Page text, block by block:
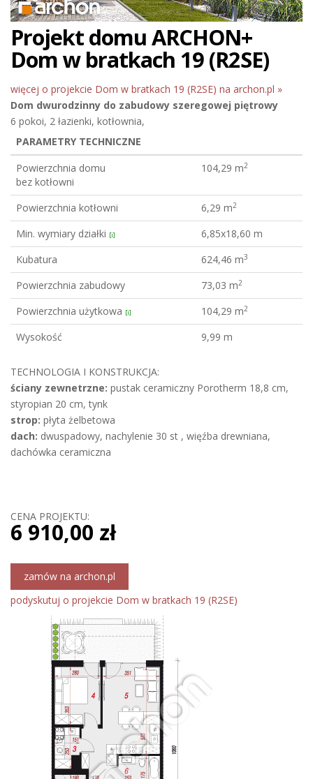
Projekt domu ARCHON+
Dom w bratkach 19 (R2SE)
więcej o projekcie Dom w bratkach 19 (R2SE) na archon.pl »
Dom dwurodzinny do zabudowy szeregowej piętrowy
6 pokoi, 2 łazienki, kotłownia,
PARAMETRY TECHNICZNE
Powierzchnia domu
bez kotłowni
104,29 m2
Powierzchnia kotłowni 6,29 m2
Min. wymiary działki [i]
6,85x18,60 m
Kubatura
624,46 m3
Powierzchnia zabudowy 73,03 m2
Powierzchnia użytkowa [i] 104,29 m2
Wysokość 9,99 m
TECHNOLOGIA I KONSTRUKCJA:
ściany zewnetrzne: pustak ceramiczny Porotherm 18,8 cm,
styropian 20 cm, tynk
strop: płyta żelbetowa
dach: dwuspadowy, nachylenie 30 st , więźba drewniana,
dachówka ceramiczna
CENA PROJEKTU:
6 910,00 zł
zamów na archon.pl
podyskutuj o projekcie Dom w bratkach 19 (R2SE)